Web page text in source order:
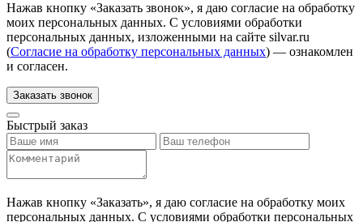
Нажав кнопку «Заказать звонок», я даю согласие на обработку
моих персональных данных. С условиями обработки
персональных данных, изложенными на сайте silvar.ru
(Согласие на обработку персональных данных) — ознакомлен
и согласен.
Заказать звонок
Быстрый заказ
Нажав кнопку «Заказать», я даю согласие на обработку моих
персональных данных. С условиями обработки персональных